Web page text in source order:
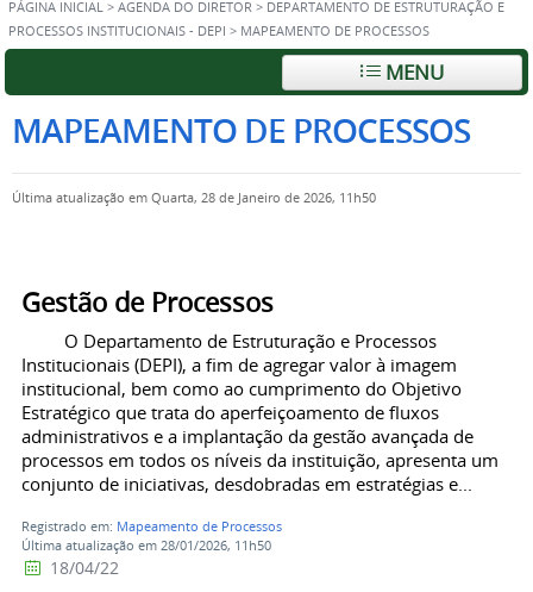
PÁGINA INICIAL > AGENDA DO DIRETOR > DEPARTAMENTO DE ESTRUTURAÇÃO E
PROCESSOS INSTITUCIONAIS - DEPI > MAPEAMENTO DE PROCESSOS
MENU
MAPEAMENTO DE PROCESSOS
Última atualização em Quarta, 28 de Janeiro de 2026, 11h50
Gestão de Processos
O Departamento de Estruturação e Processos
Institucionais (DEPI), a fim de agregar valor à imagem
institucional, bem como ao cumprimento do Objetivo
Estratégico que trata do aperfeiçoamento de fluxos
administrativos e a implantação da gestão avançada de
processos em todos os níveis da instituição, apresenta um
conjunto de iniciativas, desdobradas em estratégias e...
Registrado em: Mapeamento de Processos
Última atualização em 28/01/2026, 11h50
18/04/22